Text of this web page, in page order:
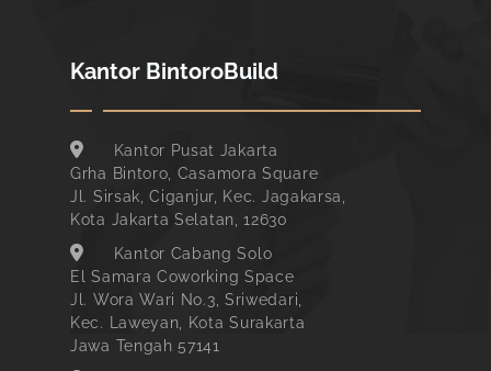
Kantor BintoroBuild
Kantor Pusat Jakarta
Grha Bintoro, Casamora Square
Jl. Sirsak, Ciganjur, Kec. Jagakarsa,
Kota Jakarta Selatan, 12630
Kantor Cabang Solo
El Samara Coworking Space
Jl. Wora Wari No.3, Sriwedari,
Kec. Laweyan, Kota Surakarta
Jawa Tengah 57141